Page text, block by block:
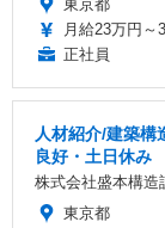
東京都
月給23万円～
正社員
人材紹介/建築
良好・土日休み
株式会社盛本構造
東京都